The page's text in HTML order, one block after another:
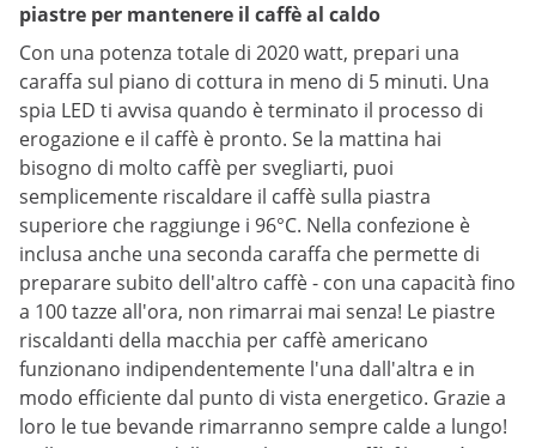
piastre per mantenere il caffè al caldo
Con una potenza totale di 2020 watt, prepari una
caraffa sul piano di cottura in meno di 5 minuti. Una
spia LED ti avvisa quando è terminato il processo di
erogazione e il caffè è pronto. Se la mattina hai
bisogno di molto caffè per svegliarti, puoi
semplicemente riscaldare il caffè sulla piastra
superiore che raggiunge i 96°C. Nella confezione è
inclusa anche una seconda caraffa che permette di
preparare subito dell'altro caffè - con una capacità fino
a 100 tazze all'ora, non rimarrai mai senza! Le piastre
riscaldanti della macchia per caffè americano
funzionano indipendentemente l'una dall'altra e in
modo efficiente dal punto di vista energetico. Grazie a
loro le tue bevande rimarranno sempre calde a lungo!